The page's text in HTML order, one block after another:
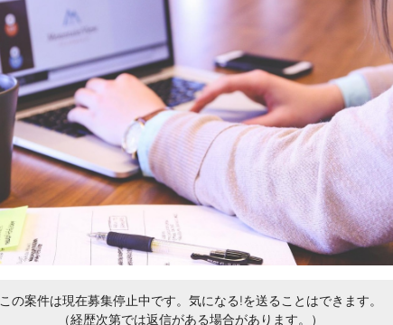
この案件は現在募集停止中です。気になる!を送ることはできます。
（経歴次第では返信がある場合があります。）